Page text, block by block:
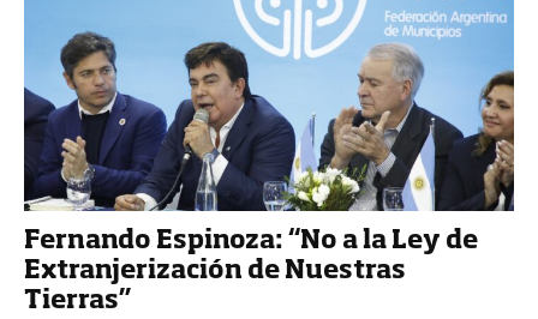
Fernando Espinoza: “No a la Ley de
Extranjerización de Nuestras
Tierras”